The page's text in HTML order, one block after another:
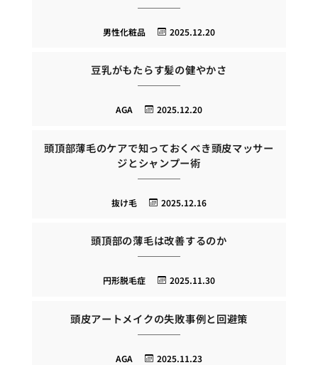
2025.12.20
男性化粧品
豆乳がもたらす髪の健やかさ
2025.12.20
AGA
頭頂部薄毛のケアで知っておくべき頭皮マッサー
ジとシャンプー術
2025.12.16
抜け毛
頭頂部の薄毛は改善するのか
2025.11.30
円形脱毛症
頭皮アートメイクの失敗事例と回避策
2025.11.23
AGA